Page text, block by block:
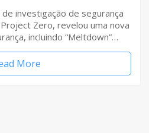
investigação de segurança
Zero, revelou uma nova
incluindo “Meltdown”…
More